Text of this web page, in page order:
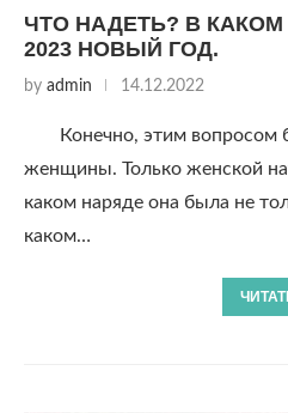
ЧТО НАДЕТЬ? В
2023 НОВЫЙ ГОД.
by admin 14.12.2022
Конечно, этим вопросом
женщины. Только женской
каком наряде она была не
каком…